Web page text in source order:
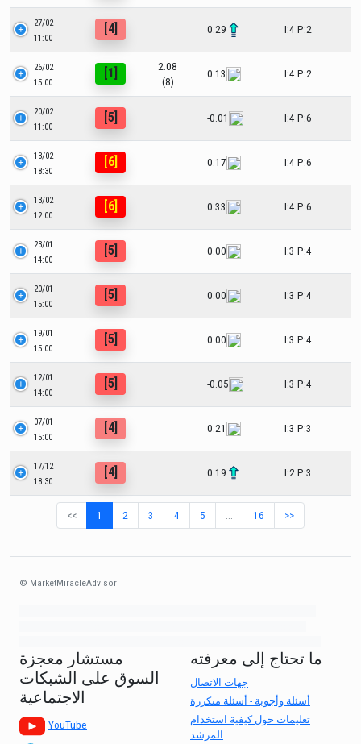
27/02
11:00
[4] 0.29 I:4 P:2
26/02
15:00
[1]
2.08
(8)
0.13 I:4 P:2
20/02
11:00
[5] -0.01 I:4 P:6
13/02
18:30
[6] 0.17 I:4 P:6
13/02
12:00
[6] 0.33 I:4 P:6
23/01
14:00
[5] 0.00 I:3 P:4
20/01
15:00
[5] 0.00 I:3 P:4
19/01
15:00
[5] 0.00 I:3 P:4
12/01
14:00
[5] -0.05 I:3 P:4
07/01
15:00
[4] 0.21 I:3 P:3
17/12
18:30
[4] 0.19 I:2 P:3
<< 1 2 3 4 5 16 >>
© MarketMiracleAdvisor
مستشار معجزة
السوق على الشبكات
الاجتماعية
YouTube
ما تحتاج إلى معرفته
جهات الاتصال
أسئلة وأجوبة - أسئلة متكررة
تعليمات حول كيفية استخدام
المرشد